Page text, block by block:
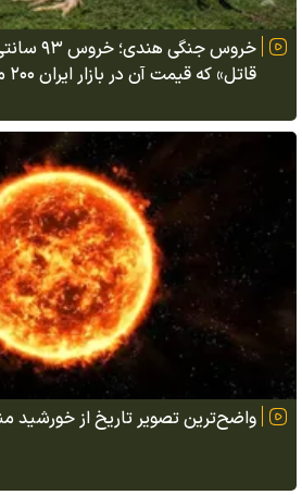
خروس
قاتل» که قیمت آن در بازار ایران ۲۰۰ میلیون تومان است
واضح‌ترین تصویر تاریخ از خورشید